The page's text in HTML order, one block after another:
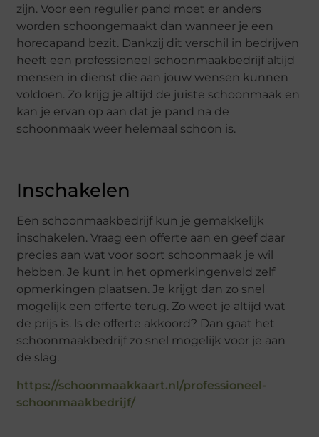
zijn. Voor een regulier pand moet er anders
worden schoongemaakt dan wanneer je een
horecapand bezit. Dankzij dit verschil in bedrijven
heeft een professioneel schoonmaakbedrijf altijd
mensen in dienst die aan jouw wensen kunnen
voldoen. Zo krijg je altijd de juiste schoonmaak en
kan je ervan op aan dat je pand na de
schoonmaak weer helemaal schoon is.
Inschakelen
Een schoonmaakbedrijf kun je gemakkelijk
inschakelen. Vraag een offerte aan en geef daar
precies aan wat voor soort schoonmaak je wil
hebben. Je kunt in het opmerkingenveld zelf
opmerkingen plaatsen. Je krijgt dan zo snel
mogelijk een offerte terug. Zo weet je altijd wat
de prijs is. ls de offerte akkoord? Dan gaat het
schoonmaakbedrijf zo snel mogelijk voor je aan
de slag.
https://schoonmaakkaart.nl/professioneel-
schoonmaakbedrijf/